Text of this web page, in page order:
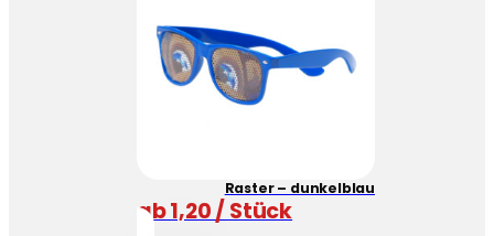
Raster – dunkelblau
ab 1,20 / Stück